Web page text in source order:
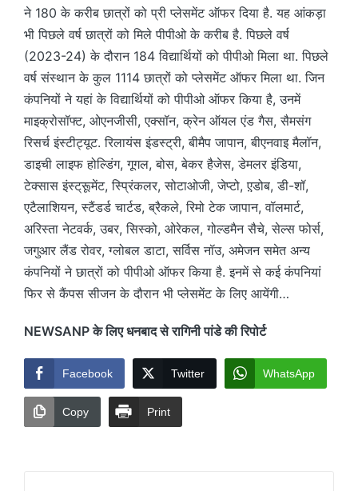
ने 180 के करीब छात्रों को प्री प्लेसमेंट ऑफर दिया है. यह आंकड़ा
भी पिछले वर्ष छात्रों को मिले पीपीओ के करीब है. पिछले वर्ष
(2023-24) के दौरान 184 विद्यार्थियों को पीपीओ मिला था. पिछले
वर्ष संस्थान के कुल 1114 छात्रों को प्लेसमेंट ऑफर मिला था. जिन
कंपनियों ने यहां के विद्यार्थियों को पीपीओ ऑफर किया है, उनमें
माइक्रोसॉफ्ट, ओएनजीसी, एक्सॉन, क्रेन ऑयल एंड गैस, सैमसंग
रिसर्च इंस्टीट्यूट. रिलायंस इंडस्ट्री, बीमैप जापान, बीएनवाइ मैलॉन,
डाइची लाइफ होल्डिंग, गूगल, बोस, बेकर हैजेस, डेमलर इंडिया,
टेक्सास इंस्ट्रूूमेंट, स्प्रिंकलर, सोटाओजी, जेप्टो, ए़डोब, डी-शॉ,
एटैलाशियन, स्टैंडर्ड चार्टड, ब्रैकले, रिमो टेक जापान, वॉलमार्ट,
अरिस्ता नेटवर्क, उबर, सिस्को, ओरेकल, गोल्डमैन सैचे, सेल्स फोर्स,
जगुआर लैंड रोवर, ग्लोबल डाटा, सर्विस नॉउ, अमेजन समेत अन्य
कंपनियों ने छात्रों को पीपीओ ऑफर किया है. इनमें से कई कंपनियां
फिर से कैंपस सीजन के दौरान भी प्लेसमेंट के लिए आयेंगी…
NEWSANP के लिए धनबाद से रागिनी पांडे की रिपोर्ट
Facebook Twitter WhatsApp
Copy Print